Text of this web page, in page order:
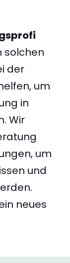
solchen
der
um
in
Wir
um
und
neues